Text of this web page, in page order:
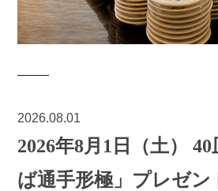
2026.08.01
2026年8月1日（土）
ば通手形極」プレゼン